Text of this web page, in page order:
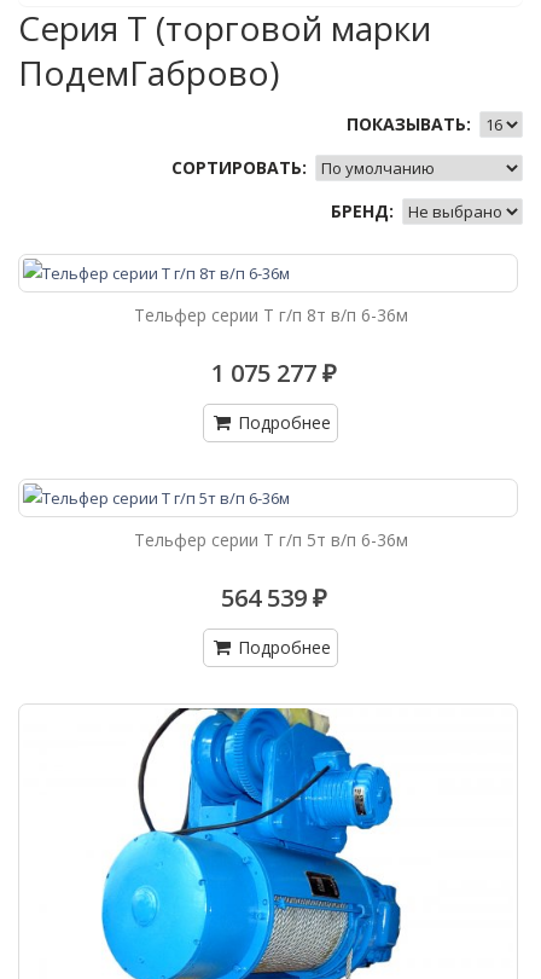
Серия Т (торговой марки
ПодемГаброво)
ПОКАЗЫВАТЬ:
СОРТИРОВАТЬ:
БРЕНД:
Тельфер серии Т г/п 8т в/п 6-36м
1 075 277 ₽
Подробнее
Тельфер серии Т г/п 5т в/п 6-36м
564 539 ₽
Подробнее